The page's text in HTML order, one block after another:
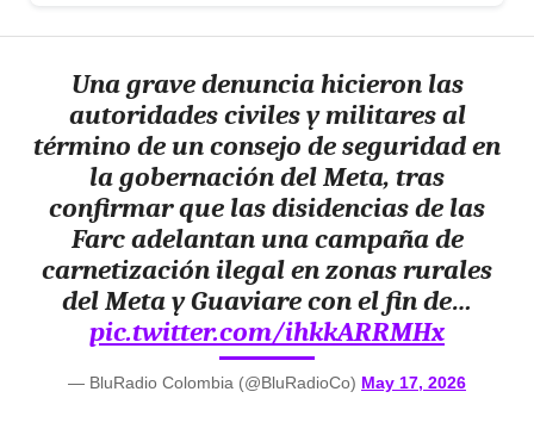
Una grave denuncia hicieron las
autoridades civiles y militares al
término de un consejo de seguridad en
la gobernación del Meta, tras
confirmar que las disidencias de las
Farc adelantan una campaña de
carnetización ilegal en zonas rurales
del Meta y Guaviare con el fin de…
pic.twitter.com/ihkkARRMHx
— BluRadio Colombia (@BluRadioCo) May 17, 2026